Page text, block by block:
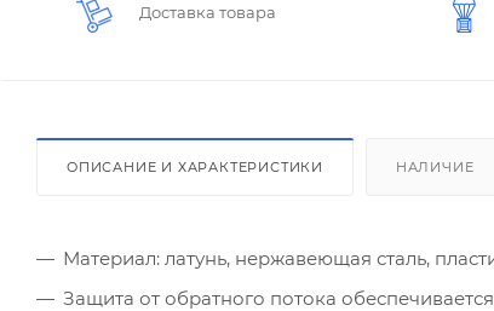
Доставка товара
ОПИСАНИЕ И ХАРАКТЕРИСТИКИ НАЛИЧИЕ
Материал: латунь, нержавеющая сталь,
Защита от обратного потока